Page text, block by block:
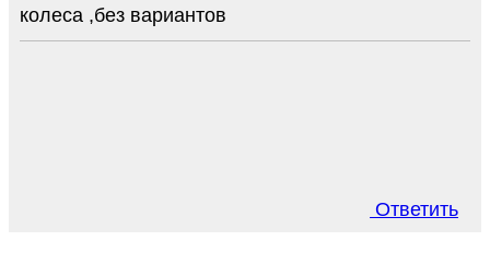
колеса ,без вариантов
Ответить